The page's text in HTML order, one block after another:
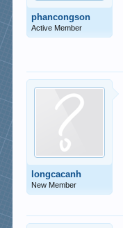
phancongson
Active Member
longcacanh
New Member